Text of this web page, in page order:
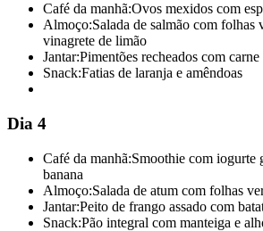
Café da manhã:Ovos mexidos com
Almoço:Salada de salmão com folhas
vinagrete de limão
Jantar:Pimentões recheados com
Snack:Fatias de laranja e amêndoas
Dia 4
Café da manhã:Smoothie com iogurte
banana
Almoço:Salada de atum com folhas
Jantar:Peito de frango assado com
Snack:Pão integral com manteiga e